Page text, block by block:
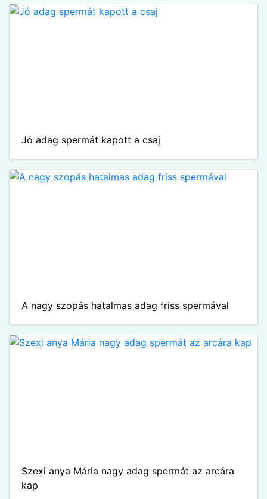
Jó adag spermát kapott a csaj
A nagy szopás hatalmas adag friss spermával
Szexi anya Mária nagy adag spermát az arcára
kap